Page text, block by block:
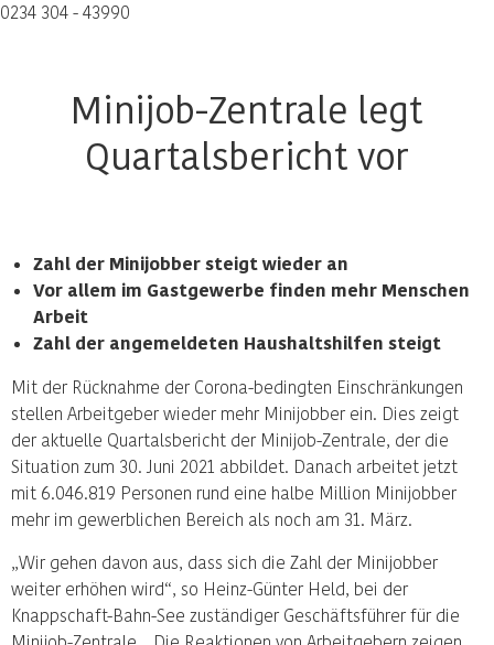
0234 304 - 43990
Minijob-Zentrale legt
Quartalsbericht vor
Zahl der Minijobber steigt wieder an
Vor allem im Gastgewerbe finden mehr Menschen
Arbeit
Zahl der angemeldeten Haushaltshilfen steigt
Mit der Rücknahme der Corona-bedingten Einschränkungen
stellen Arbeitgeber wieder mehr Minijobber ein. Dies zeigt
der aktuelle Quartalsbericht der Minijob-Zentrale, der die
Situation zum 30. Juni 2021 abbildet. Danach arbeitet jetzt
mit 6.046.819 Personen rund eine halbe Million Minijobber
mehr im gewerblichen Bereich als noch am 31. März.
„Wir gehen davon aus, dass sich die Zahl der Minijobber
weiter erhöhen wird“, so Heinz-Günter Held, bei der
Knappschaft-Bahn-See zuständiger Geschäftsführer für die